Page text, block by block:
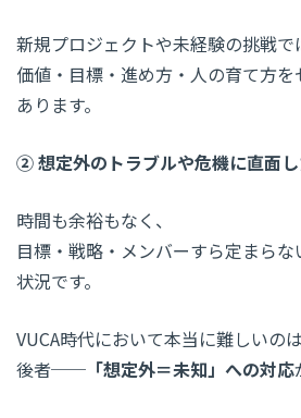
新規プロジェクトや未経験の挑戦で
価値・目標・進め方・人の育て方
あります。
② 想定外のトラブルや危機に直面
時間も余裕もなく、
目標・戦略・メンバーすら定まら
状況です。
VUCA時代において本当に難しいのは
後者── 「想定外＝未知」への対応